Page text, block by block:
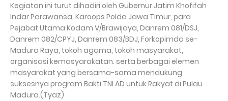
Kegiatan ini turut dihadiri oleh Gubernur Jatim Khofifah
Indar Parawansa, Karoops Polda Jawa Timur, para
Pejabat Utama Kodam V/Brawijaya, Danrem 081/DSJ,
Danrem 082/CPYJ, Danrem 083/BDJ, Forkopimda se-
Madura Raya, tokoh agama, tokoh masyarakat,
organisasi kemasyarakatan. serta berbagai elemen
masyarakat yang bersama-sama mendukung
suksesnya program Bakti TNI AD untuk Rakyat di Pulau
Madura.(Tyaz)